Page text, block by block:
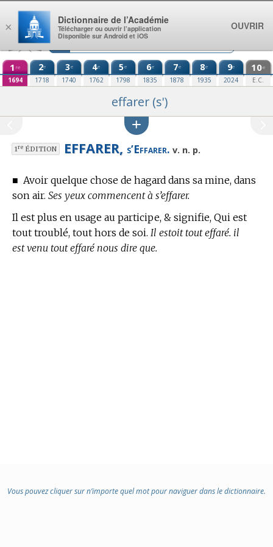
Aller au contenu
1 re
1694
2e
1718
3e
1740
4e
1762
5e
1798
6e
1835
7e
1878
8e
1935
9e
2024
10e
E.C.
effarer (s')
1reÉDITION EFFARER, s’Effarer. v. n. p.
■ Avoir quelque chose de hagard dans sa mine, dans
son air. Ses yeux commencent à s’effarer.
Il est plus en usage au participe, & signifie, Qui est
tout troublé, tout hors de soi. Il estoit tout effaré. il
est venu tout effaré nous dire que.
Vous pouvez cliquer sur n’importe quel mot pour naviguer dans le dictionnaire.
×
Dictionnaire de l’Académie
Télécharger ou ouvrir l’application
Disponible sur Android et iOS
OUVRIR